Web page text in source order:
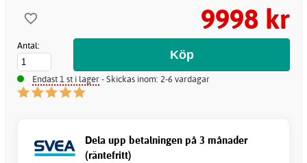
9998 kr
Antal:
Endast 1 st i lager- Skickas inom: 2-6 vardagar
Dela upp betalningen på 3 månader
(räntefritt)